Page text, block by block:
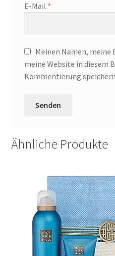
E-Mail *
Meinen Namen, meine
meine Website in diesem
Kommentierung
Ähnliche Produkte